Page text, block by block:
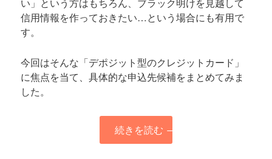
い」という方はもちろん、ブラック明けを見越して
信用情報を作っておきたい…という場合にも有用で
す。
今回はそんな「デポジット型のクレジットカード」
に焦点を当て、具体的な申込先候補をまとめてみま
した。
続きを読む →